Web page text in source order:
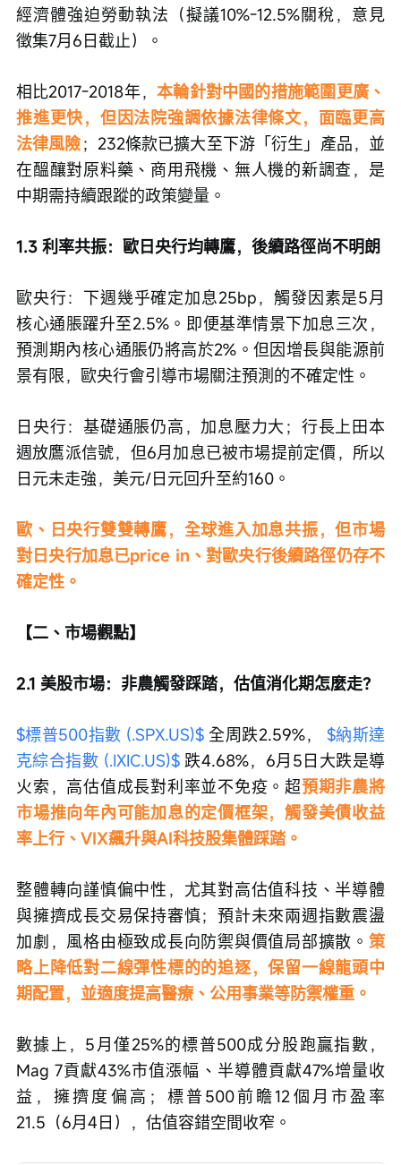
經濟體強迫勞動執法（擬議10%-12.5%關稅，意見
徵集7月6日截止）。
相比2017-2018年，本輪針對中國的措施範圍更廣、
推進更快，但因法院強調依據法律條文，面臨更高
法律風險；232條款已擴大至下游「衍生」產品，並
在醞釀對原料藥、商用飛機、無人機的新調查，是
中期需持續跟蹤的政策變量。
1.3 利率共振：歐日央行均轉鷹，後續路徑尚不明朗
歐央行：下週幾乎確定加息25bp，觸發因素是5月
核心通脹躍升至2.5%。即便基準情景下加息三次，
預測期內核心通脹仍將高於2%。但因增長與能源前
景有限，歐央行會引導市場關注預測的不確定性。
日央行：基礎通脹仍高，加息壓力大；行長上田本
週放鷹派信號，但6月加息已被市場提前定價，所以
日元未走強，美元/日元回升至約160。
歐、日央行雙雙轉鷹，全球進入加息共振，但市場
對日央行加息已price in、對歐央行後續路徑仍存不
確定性。
【二、市場觀點】
2.1 美股市場：非農觸發踩踏，估值消化期怎麼走？
$標普500指數 (.SPX.US)$ 全周跌2.59%， $納斯達
克綜合指數 (.IXIC.US)$ 跌4.68%，6月5日大跌是導
火索，高估值成長對利率並不免疫。超預期非農將
市場推向年內可能加息的定價框架，觸發美債收益
率上行、VIX飆升與AI科技股集體踩踏。
整體轉向謹慎偏中性，尤其對高估值科技、半導體
與擁擠成長交易保持審慎；預計未來兩週指數震盪
加劇，風格由極致成長向防禦與價值局部擴散。 策
略上降低對二線彈性標的的追逐，保留一線龍頭中
期配置，並適度提高醫療、公用事業等防禦權重。
數據上，5月僅25%的標普500成分股跑贏指數，
Mag 7貢獻43%市值漲幅、半導體貢獻47%增量收
益，擁擠度偏高；標普500前瞻12個月市盈率
21.5（6月4日），估值容錯空間收窄。